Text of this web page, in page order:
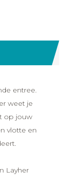
entree.
weet je
op jouw
vlotte en
Layher